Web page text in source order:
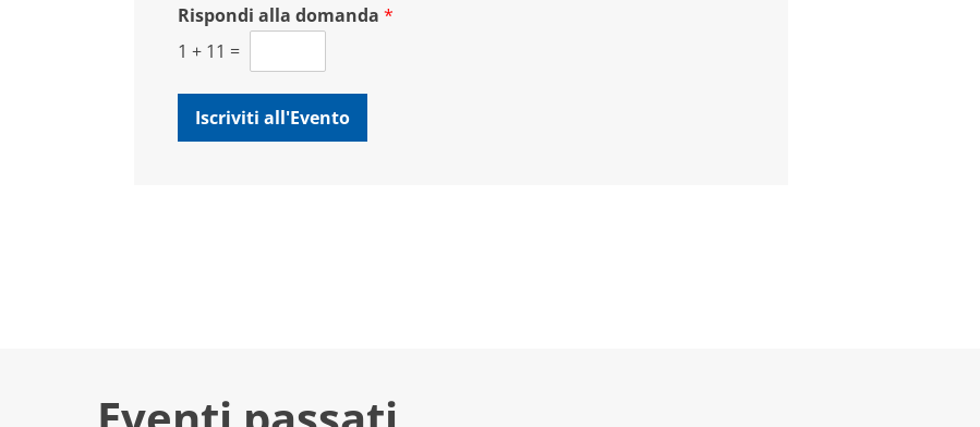
Rispondi alla domanda *
1 + 11 =
Iscriviti all'Evento